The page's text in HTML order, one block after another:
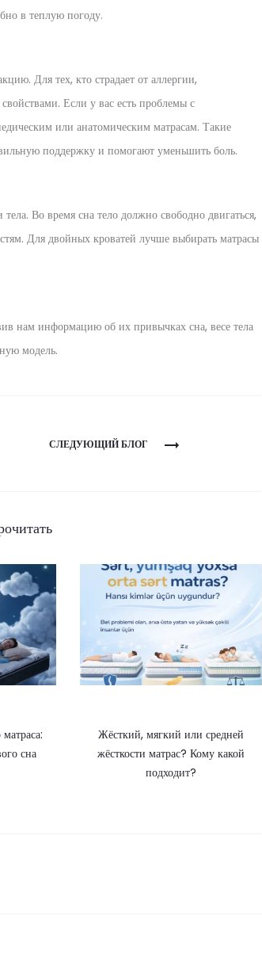
в теплую погоду.
Для тех, кто страдает от аллергии,
Если у вас есть проблемы с
или анатомическим матрасам. Такие
поддержку и помогают уменьшить боль.
Во время сна тело должно свободно двигаться,
Для двойных кроватей лучше выбирать матрасы
нам информацию об их привычках сна, весе тела
модель.
СЛЕДУЮЩИЙ БЛОГ
сна
Жёсткий, мягкий или средней
жёсткости матрас? Кому какой
подходит?